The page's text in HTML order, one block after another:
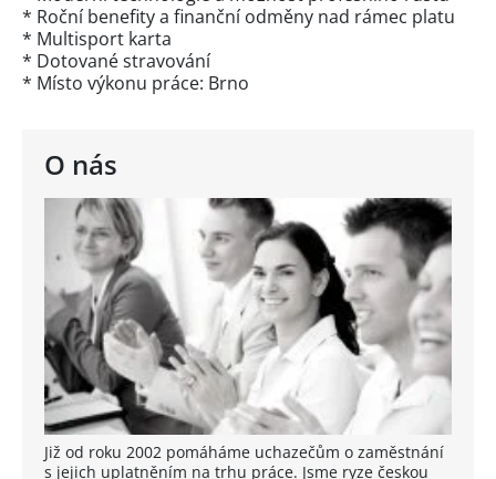
O nás
Již od roku 2002 pomáháme uchazečům o zaměstnání
s jejich uplatněním na trhu práce. Jsme ryze českou
* Roční benefity a finanční odměny nad rámec platu
* Multisport karta
* Dotované stravování
* Místo výkonu práce: Brno